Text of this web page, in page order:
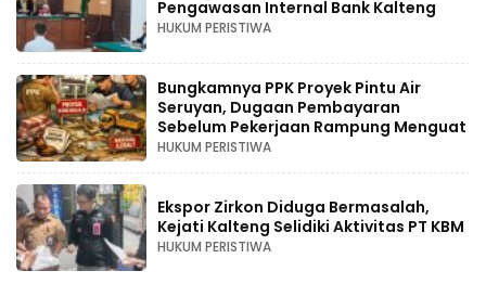
Pengawasan Internal Bank Kalteng
HUKUM PERISTIWA
Bungkamnya PPK Proyek Pintu Air
Seruyan, Dugaan Pembayaran
Sebelum Pekerjaan Rampung Menguat
HUKUM PERISTIWA
Ekspor Zirkon Diduga Bermasalah,
Kejati Kalteng Selidiki Aktivitas PT KBM
HUKUM PERISTIWA